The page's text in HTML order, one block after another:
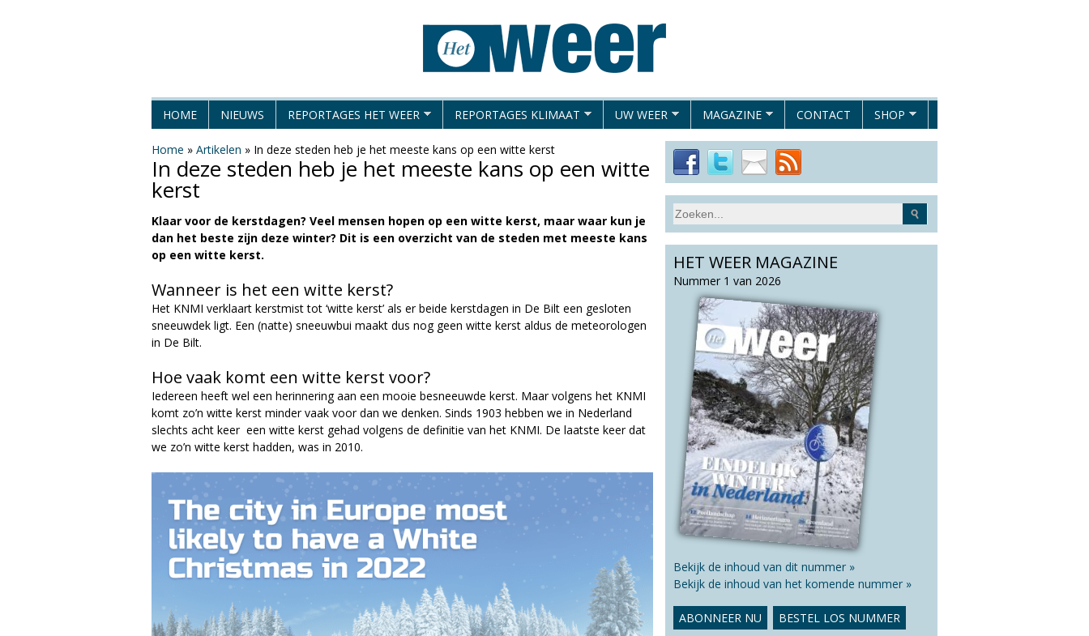
naar
algemene
inhoud
gaan
H
e
t
W
e
e
r
M
a
g
a
HOME NIEUWS REPORTAGES HET WEER REPORTAGES KLIMAAT UW WEER MAGAZINE CONTACT SHOP
Home » Artikelen » In deze steden heb je het meeste kans op een witte kerst
In deze steden heb je het meeste kans op een witte
kerst
Klaar voor de kerstdagen? Veel mensen hopen op een witte kerst, maar waar kun je
dan het beste zijn deze winter? Dit is een overzicht van de steden met meeste kans
op een witte kerst.
Wanneer is het een witte kerst?
Het KNMI verklaart kerstmist tot ‘witte kerst’ als er beide kerstdagen in De Bilt een gesloten
sneeuwdek ligt. Een (natte) sneeuwbui maakt dus nog geen witte kerst aldus de meteorologen
in De Bilt.
Hoe vaak komt een witte kerst voor?
Iedereen heeft wel een herinnering aan een mooie besneeuwde kerst. Maar volgens het KNMI
komt zo’n witte kerst minder vaak voor dan we denken. Sinds 1903 hebben we in Nederland
slechts acht keer een witte kerst gehad volgens de definitie van het KNMI. De laatste keer dat
we zo’n witte kerst hadden, was in 2010.
Z
o
e
k
S
e
a
r
c
HET WEER MAGAZINE
Nummer 1 van 2026
Bekijk de inhoud van dit nummer »
Bekijk de inhoud van het komende nummer »
ABONNEER NU BESTEL LOS NUMMER